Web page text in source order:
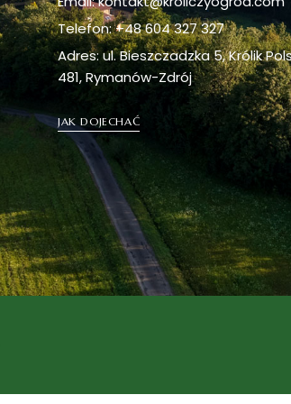
Telefon: +48 604 327 327
Adres: ul. Bieszczadzka 5, Królik
481, Rymanów-Zdrój
JAK DOJECHAĆ